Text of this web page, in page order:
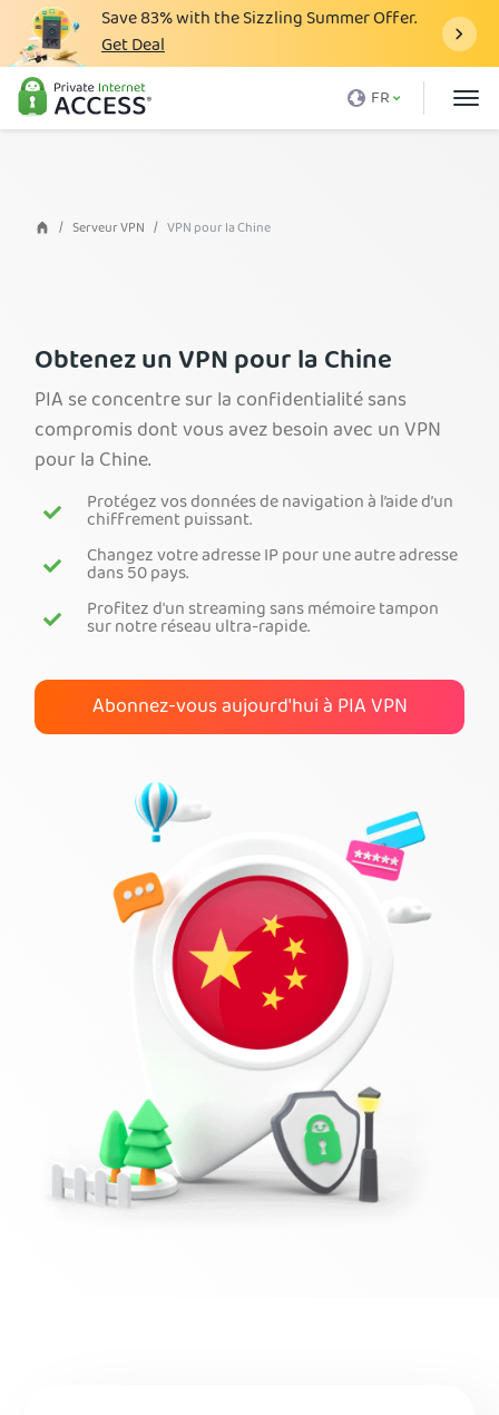
Save83%with the Sizzling Summer Offer.
Get Deal
FR
Qu'est-ce qu'un VPN
Avec PIA
Avantages du VPN
Blog
Support client
Connexion
Obtenez PIA VPN
Serveur VPN VPN pour la Chine
Obtenez un VPN pour la Chine
PIA se concentre sur la confidentialité sans
compromis dont vous avez besoin avec un VPN
pour la Chine.
Protégez vos données de navigation à l’aide d’un
chiffrement puissant.
Changez votre adresse IP pour une autre adresse
dans 50 pays.
Profitez d'un streaming sans mémoire tampon
sur notre réseau ultra-rapide.
Abonnez-vous aujourd'hui à PIA VPN